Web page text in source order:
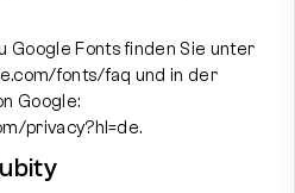
Google Fonts finden Sie unter
fonts/faq und in der
Google:
privacy?hl=de.